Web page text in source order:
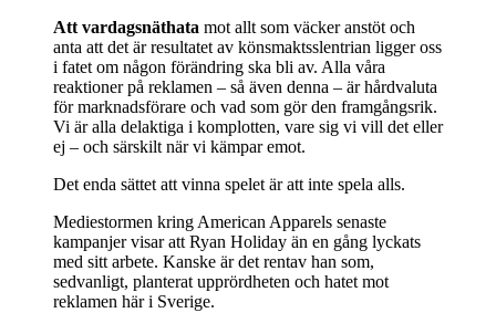
Att vardagsnäthata mot allt som väcker anstöt och
anta att det är resultatet av könsmaktsslentrian ligger oss
i fatet om någon förändring ska bli av. Alla våra
reaktioner på reklamen – så även denna – är hårdvaluta
för marknadsförare och vad som gör den framgångsrik.
Vi är alla delaktiga i komplotten, vare sig vi vill det eller
ej – och särskilt när vi kämpar emot.
Det enda sättet att vinna spelet är att inte spela alls.
Mediestormen kring American Apparels senaste
kampanjer visar att Ryan Holiday än en gång lyckats
med sitt arbete. Kanske är det rentav han som,
sedvanligt, planterat upprördheten och hatet mot
reklamen här i Sverige.